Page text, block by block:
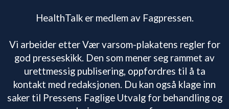
HealthTalk er medlem av Fagpressen.
Vi arbeider etter Vær varsom-plakatens regler for
god presseskikk. Den som mener seg rammet av
urettmessig publisering, oppfordres til å ta
kontakt med redaksjonen. Du kan også klage inn
saker til Pressens Faglige Utvalg for behandling og